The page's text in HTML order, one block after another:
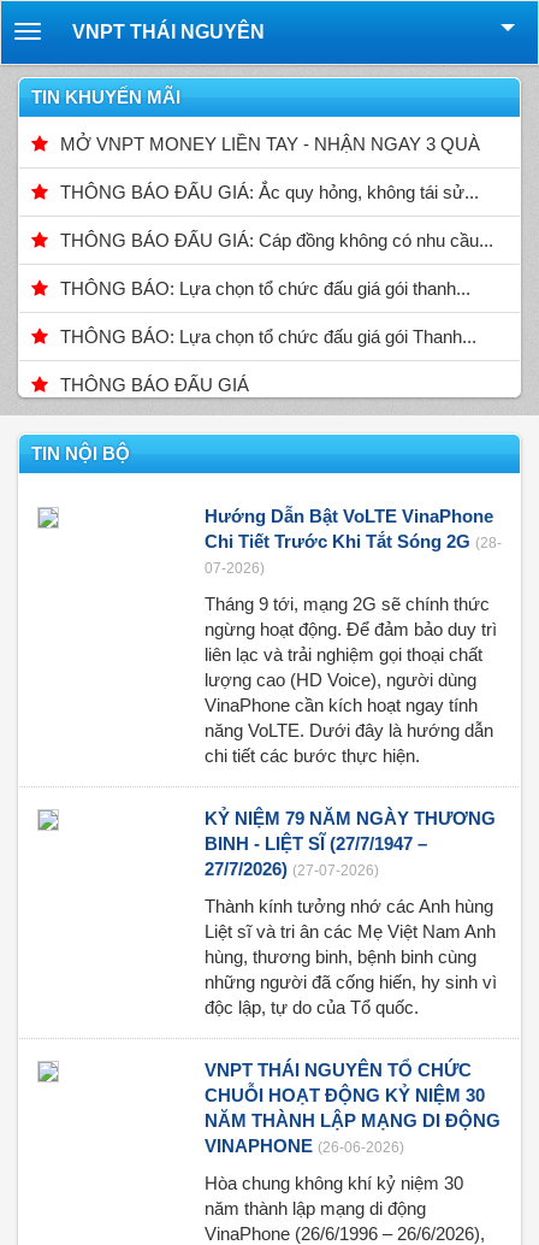
Toggle
navigation
VNPT THÁI NGUYÊN
TIN KHUYẾN MÃI
MỞ VNPT MONEY LIỀN TAY - NHẬN NGAY 3 QUÀ
THÔNG BÁO ĐẤU GIÁ: Ắc quy hỏng, không tái sử...
THÔNG BÁO ĐẤU GIÁ: Cáp đồng không có nhu cầu...
THÔNG BÁO: Lựa chọn tổ chức đấu giá gói thanh...
THÔNG BÁO: Lựa chọn tổ chức đấu giá gói Thanh...
THÔNG BÁO ĐẤU GIÁ
TIN NỘI BỘ
Hướng Dẫn Bật VoLTE VinaPhone
Chi Tiết Trước Khi Tắt Sóng 2G (28-
07-2026)
Tháng 9 tới, mạng 2G sẽ chính thức
ngừng hoạt động. Để đảm bảo duy trì
liên lạc và trải nghiệm gọi thoại chất
lượng cao (HD Voice), người dùng
VinaPhone cần kích hoạt ngay tính
năng VoLTE. Dưới đây là hướng dẫn
chi tiết các bước thực hiện.
KỶ NIỆM 79 NĂM NGÀY THƯƠNG
BINH - LIỆT SĨ (27/7/1947 –
27/7/2026) (27-07-2026)
Thành kính tưởng nhớ các Anh hùng
Liệt sĩ và tri ân các Mẹ Việt Nam Anh
hùng, thương binh, bệnh binh cùng
những người đã cống hiến, hy sinh vì
độc lập, tự do của Tổ quốc.
VNPT THÁI NGUYÊN TỔ CHỨC
CHUỖI HOẠT ĐỘNG KỶ NIỆM 30
NĂM THÀNH LẬP MẠNG DI ĐỘNG
VINAPHONE (26-06-2026)
Hòa chung không khí kỷ niệm 30
năm thành lập mạng di động
VinaPhone (26/6/1996 – 26/6/2026),